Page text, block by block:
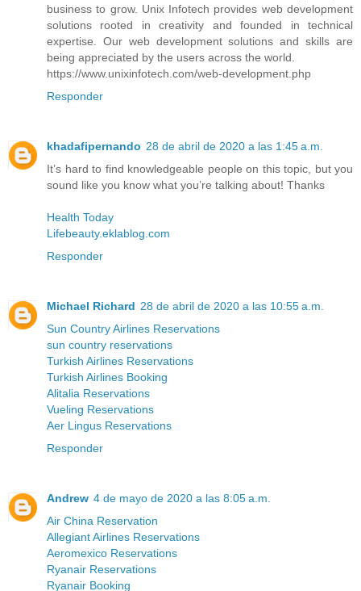
business to grow. Unix Infotech provides web development
solutions rooted in creativity and founded in technical
expertise. Our web development solutions and skills are
being appreciated by the users across the world.
https://www.unixinfotech.com/web-development.php
Responder
khadafipernando 28 de abril de 2020 a las 1:45 a.m.
It’s hard to find knowledgeable people on this topic, but you
sound like you know what you’re talking about! Thanks
Health Today
Lifebeauty.eklablog.com
Responder
Michael Richard 28 de abril de 2020 a las 10:55 a.m.
Sun Country Airlines Reservations
sun country reservations
Turkish Airlines Reservations
Turkish Airlines Booking
Alitalia Reservations
Vueling Reservations
Aer Lingus Reservations
Responder
Andrew 4 de mayo de 2020 a las 8:05 a.m.
Air China Reservation
Allegiant Airlines Reservations
Aeromexico Reservations
Ryanair Reservations
Ryanair Booking